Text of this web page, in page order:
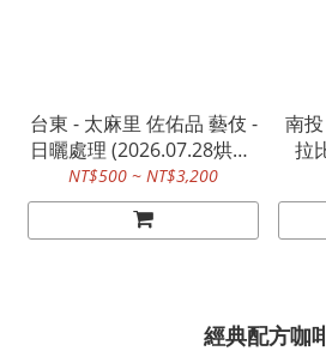
台東 - 太麻里 佐佑品 藝伎 -
日曬處理 (2026.07.28烘焙)
(淺焙)
NT$500 ~ NT$3,200
南
拉
經典配方咖